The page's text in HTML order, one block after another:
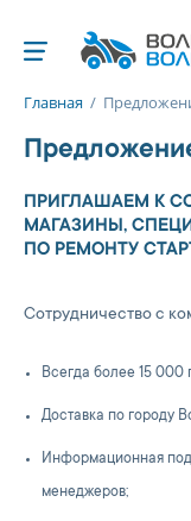
Главная /
ПРИГЛАШАЕМ К
МАГАЗИНЫ,
ПО РЕМОНТУ
Cотрудничество с
Всегда более 15 000
Доставка по городу
Информационная
менеджеров;